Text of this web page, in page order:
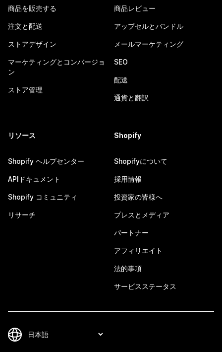
商品を販売する
注文と配送
ストアデザイン
マーケティングとコンバージョ
ン
ストア管理
商品レビュー
アップセルとバンドル
メールマーケティング
SEO
配送
通貨と翻訳
リソース
Shopify ヘルプセンター
APIドキュメント
Shopify コミュニティ
リサーチ
Shopify
Shopifyについて
採用情報
投資家の皆様へ
プレスとメディア
パートナー
アフィリエイト
法的事項
サービスステータス